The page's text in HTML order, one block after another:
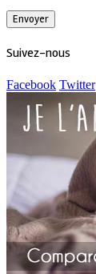
Suivez-nous
Facebook Twitter